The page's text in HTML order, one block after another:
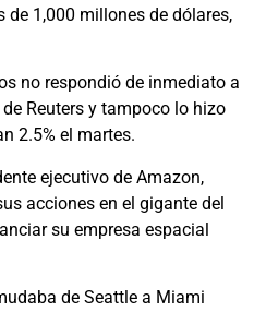
de 1,000 millones de dólares,
no respondió de inmediato a
Reuters y tampoco lo hizo
2.5% el martes.
ejecutivo de Amazon,
acciones en el gigante del
su empresa espacial
de Seattle a Miami